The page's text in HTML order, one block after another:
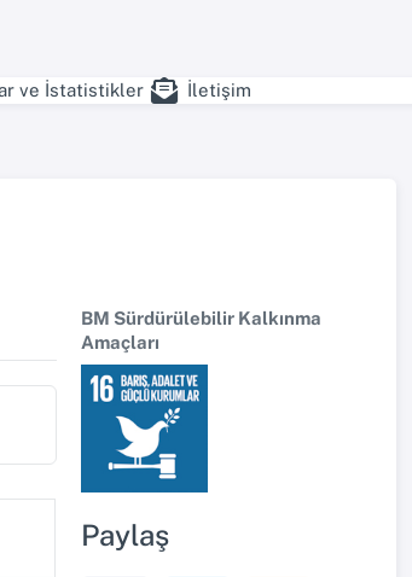
ve İstatistikler İletişim
BM Sürdürülebilir Kalkınma
Amaçları
Paylaş